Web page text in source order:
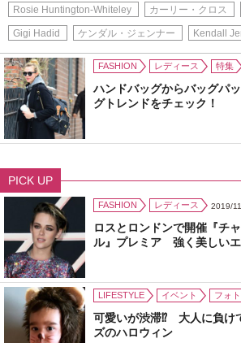
Rosie Huntington-Whiteley カーリー・クロス
Gigi Hadid ケンダル・ジェンナー Kendall
FASHION レディース 特集
ハンドバッグからバッグパ
グトレンドをチェック！
PICK UP
FASHION レディース 2019/
ロスとロンドンで開催『チ
ル』プレミア 強く美しい
LIFESTYLE イベント フォ
可愛いが渋滞⁉ 大人に負け
ズのハロウィン